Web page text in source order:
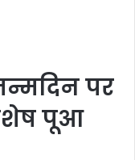
पर
पूआ